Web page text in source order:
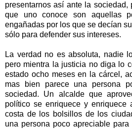
presentarnos así ante la sociedad,
que uno conoce son aquellas
engañadas por los que se decían
sólo para defender sus intereses.
La verdad no es absoluta, nadie
pero mientra la justicia no diga lo
estado ocho meses en la cárcel,
mas bien parece una persona
sociedad. Un alcalde que
político se enriquece y enriquece
costa de los bolsillos de los
una persona poco apreciable